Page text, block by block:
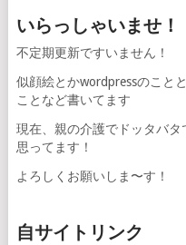
いらっしゃいませ！
不定期更新ですいません！
似顔絵とかwordpressのこと
ことなど書いてます
現在、親の介護でドッタバ
思ってます！
よろしくお願いしま〜す！
自サイトリンク